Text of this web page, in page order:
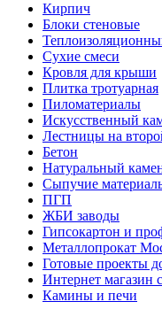
Кирпич
Блоки стеновые
Сухие смеси
Кровля для крыши
Плитка тротуарная
Пиломатериалы
Искусственный
Лестницы на
Бетон
Натуральный
Сыпучие
ПГП
ЖБИ заводы
Гипсокартон и
Металлопрокат
Готовые проекты
Интернет магазин
Камины и печи